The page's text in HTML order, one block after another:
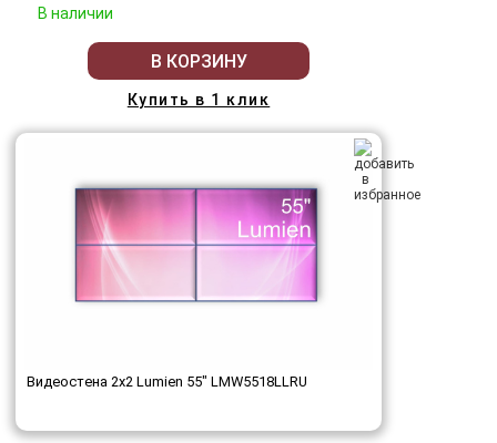
В наличии
В КОРЗИНУ
Купить в 1 клик
Видеостена 2x2 Lumien 55" LMW5518LLRU